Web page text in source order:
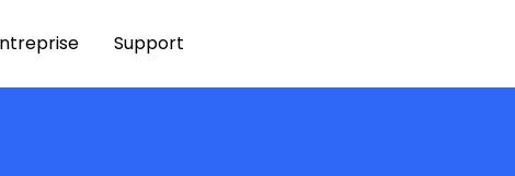
Support